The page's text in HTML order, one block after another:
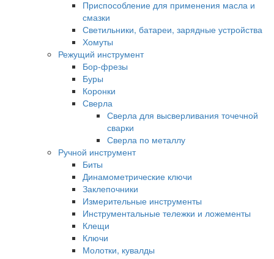
Приспособление для применения масла и
смазки
Светильники, батареи, зарядные устройства
Хомуты
Режущий инструмент
Бор-фрезы
Буры
Коронки
Сверла
Сверла для высверливания точечной
сварки
Сверла по металлу
Ручной инструмент
Биты
Динамометрические ключи
Заклепочники
Измерительные инструменты
Инструментальные тележки и ложементы
Клещи
Ключи
Молотки, кувалды